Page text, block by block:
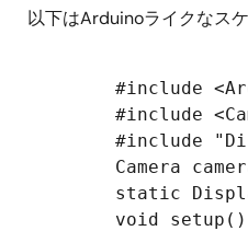
以下はArduinoライクなスケ
#include
#include
#include
Camera
static
void